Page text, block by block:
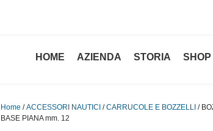
HOME AZIENDA STORIA SHOP
Home /ACCESSORI NAUTICI /CARRUCOLE E BOZZELLI /
BASE PIANA mm. 12